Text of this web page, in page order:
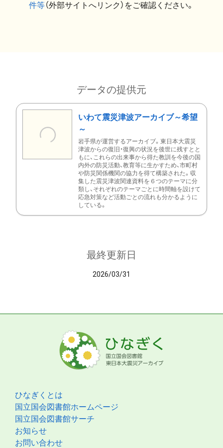
件等（外部サイトへリンク）をご確認ください。
データの提供元
いわて震災津波アーカイブ～希望
～
岩手県が運営するアーカイブ。東日本大震災
津波からの復旧・復興の状況を後世に残すとと
もに、これらの出来事から得た教訓を今後の国
内外の防災活動、教育等に生かすため、市町村
や防災関係機関の協力を得て構築された。収
集した震災津波関連資料を６つのテーマに分
類し、それぞれのテーマごとに時間軸を設けて
応急対策など活動ごとの流れも分かるように
している。
最終更新日
2026/03/31
ひなぎくとは
国立国会図書館ホームページ
国立国会図書館サーチ
お知らせ
お問い合わせ